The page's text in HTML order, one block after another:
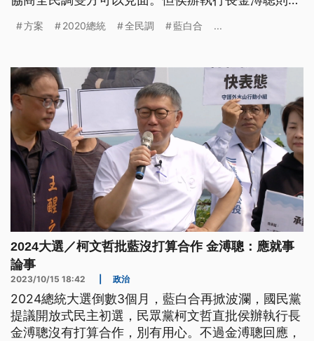
台銘陣營，強調跟民眾黨有非常大合作空間。民進黨
方案 2020總統 全民調 藍白合 ...
2024大選／柯文哲批藍沒打算合作 金溥聰：應就事
論事
2023/10/15 18:42 政治
2024總統大選倒數3個月，藍白合再掀波瀾，國民黨
提議開放式民主初選，民眾黨柯文哲直批侯辦執行長
金溥聰沒有打算合作，別有用心。不過金溥聰回應，